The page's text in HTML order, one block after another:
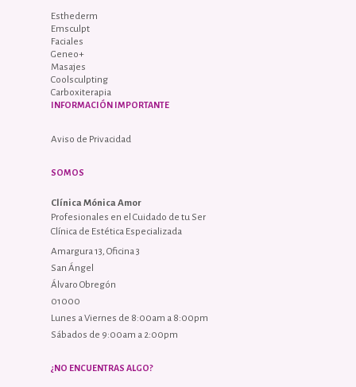
Esthederm
Emsculpt
Faciales
Geneo+
Masajes
Coolsculpting
Carboxiterapia
INFORMACIÓN IMPORTANTE
Aviso de Privacidad
SOMOS
Clínica Mónica Amor
Profesionales en el Cuidado de tu Ser
Clínica de Estética Especializada
Amargura 13, Oficina 3
San Ángel
Álvaro Obregón
01000
Lunes a Viernes de 8:00am a 8:00pm
Sábados de 9:00am a 2:00pm
¿NO ENCUENTRAS ALGO?